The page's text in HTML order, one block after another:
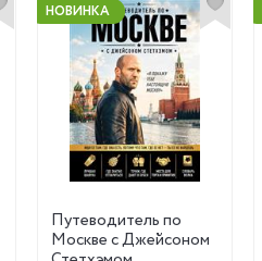
НОВИНКА
Путеводитель по
Москве с Джейсоном